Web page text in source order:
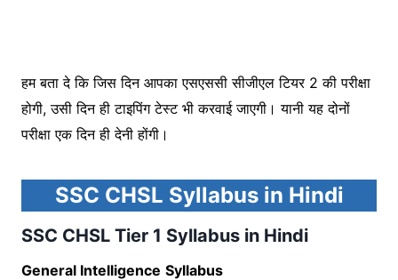
हम बता दे कि जिस दिन आपका एसएससी सीजीएल टियर 2 की परीक्षा
होगी, उसी दिन ही टाइपिंग टेस्ट भी करवाई जाएगी। यानी यह दोनों
परीक्षा एक दिन ही देनी होंगी।
SSC CHSL Syllabus in Hindi
SSC CHSL Tier 1 Syllabus in Hindi
General Intelligence Syllabus